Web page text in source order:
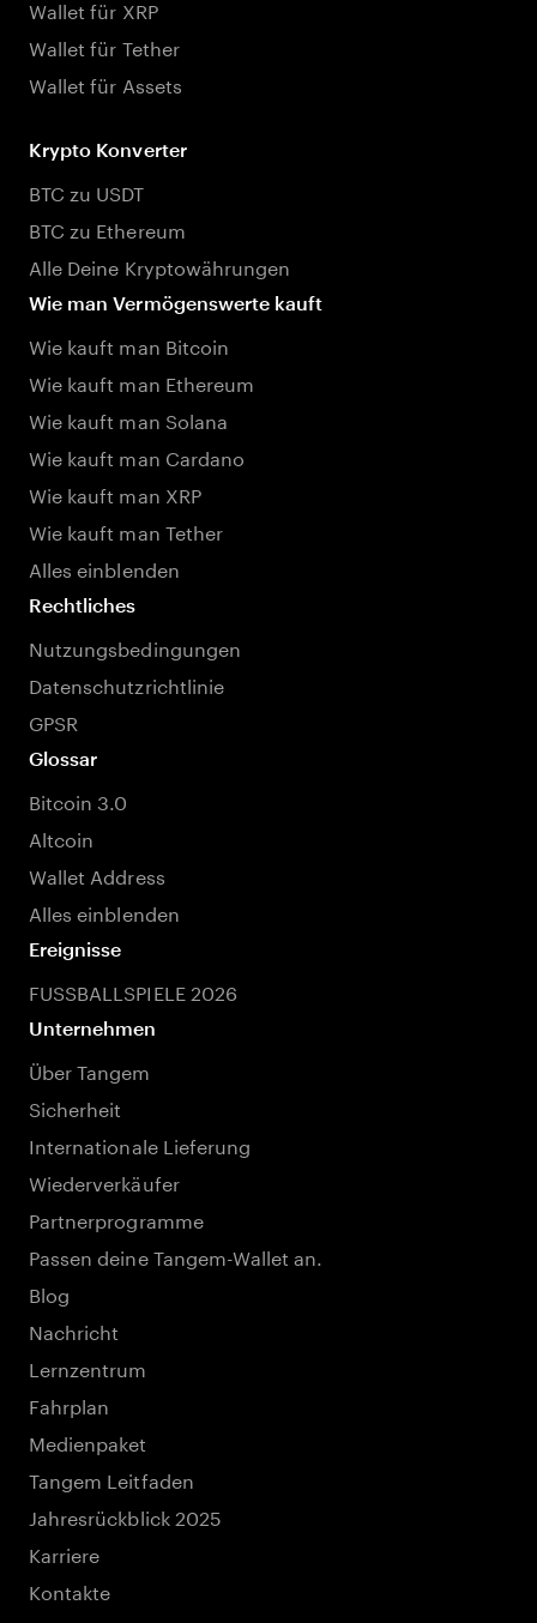
Wallet für XRP
Wallet für Tether
Wallet für Assets
Krypto Konverter
BTC zu USDT
BTC zu Ethereum
Alle Deine Kryptowährungen
Wie man Vermögenswerte kauft
Wie kauft man Bitcoin
Wie kauft man Ethereum
Wie kauft man Solana
Wie kauft man Cardano
Wie kauft man XRP
Wie kauft man Tether
Alles einblenden
Rechtliches
Nutzungsbedingungen
Datenschutzrichtlinie
GPSR
Glossar
Bitcoin 3.0
Altcoin
Wallet Address
Alles einblenden
Ereignisse
FUSSBALLSPIELE 2026
Unternehmen
Über Tangem
Sicherheit
Internationale Lieferung
Wiederverkäufer
Partnerprogramme
Passen deine Tangem-Wallet an.
Blog
Nachricht
Lernzentrum
Fahrplan
Medienpaket
Tangem Leitfaden
Jahresrückblick 2025
Karriere
Kontakte